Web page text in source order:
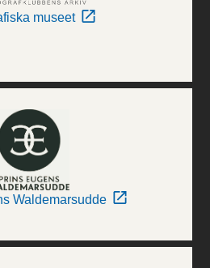
museet
Waldemarsudde